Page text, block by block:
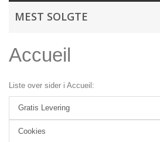
MEST SOLGTE
Accueil
Liste over sider i Accueil:
Gratis Levering
Cookies